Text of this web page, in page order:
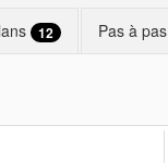
12 Pas à pas